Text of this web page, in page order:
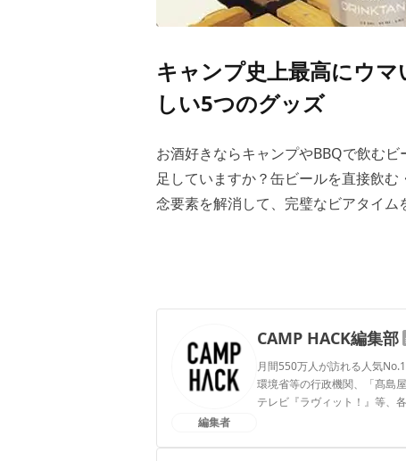
キャンプ史上最高にウ
しい5つのグッズ
お酒好きならキャンプやBBQで飲む
足していますか？缶ビールを直接飲
念要素を解消して、完璧なビアタイム
編集者
CAMP HACK編集部
月間550万人が訪れる人気
環境省等の行政機関、「髙島
テレビ『ラヴィット！』等、